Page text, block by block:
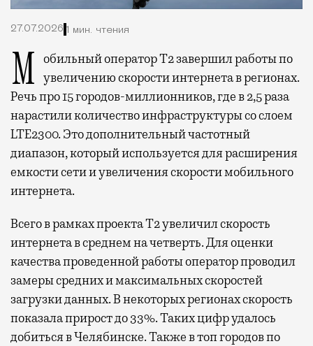
27.07.2026 1 мин. чтения
Мобильный оператор Т2 завершил работы по увеличению скорости интернета в регионах.
Речь про 15 городов-миллионников, где в 2,5 раза
нарастили количество инфраструктуры со слоем
LTE2300. Это дополнительный частотный
диапазон, который используется для расширения
емкости сети и увеличения скорости мобильного
интернета.
Всего в рамках проекта Т2 увеличил скорость
интернета в среднем на четверть. Для оценки
качества проведенной работы оператор проводил
замеры средних и максимальных скоростей
загрузки данных. В некоторых регионах скорость
показала прирост до 33%. Таких цифр удалось
добиться в Челябинске. Также в топ городов по